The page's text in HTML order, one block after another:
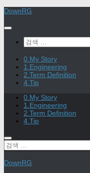
Skip
content
DownRG
검
색:
0.My Story
1.Engineering
2.Term Definition
4.Tip
0.My Story
1.Engineering
2.Term Definition
4.Tip
검
색:
DownRG